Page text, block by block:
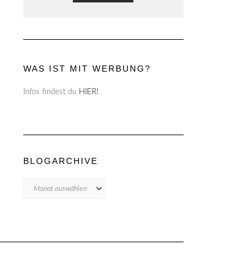
WAS IST MIT WERBUNG?
Infos findest du HIER!
BLOGARCHIVE